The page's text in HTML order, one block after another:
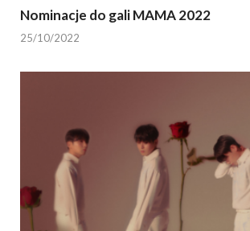
Nominacje do gali MAMA 2022
25/10/2022